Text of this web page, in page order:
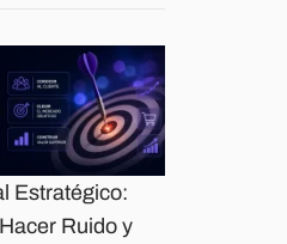
Estratégico:
Ruido y